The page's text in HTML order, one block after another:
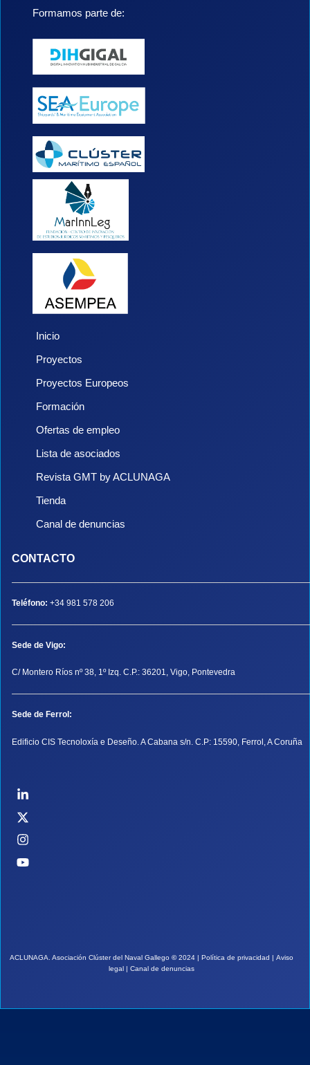
Formamos parte de:
Inicio
Proyectos
Proyectos Europeos
Formación
Ofertas de empleo
Lista de asociados
Revista GMT by ACLUNAGA
Tienda
Canal de denuncias
CONTACTO
Teléfono: +34 981 578 206
Sede de Vigo:
C/ Montero Ríos nº 38, 1º Izq. C.P.: 36201, Vigo, Pontevedra
Sede de Ferrol:
Edificio CIS Tecnoloxía e Deseño. A Cabana s/n. C.P: 15590, Ferrol, A Coruña
ACLUNAGA. Asociación Clúster del Naval Gallego ©2024 | Política de privacidad
Aviso
legal
Canal de denuncias